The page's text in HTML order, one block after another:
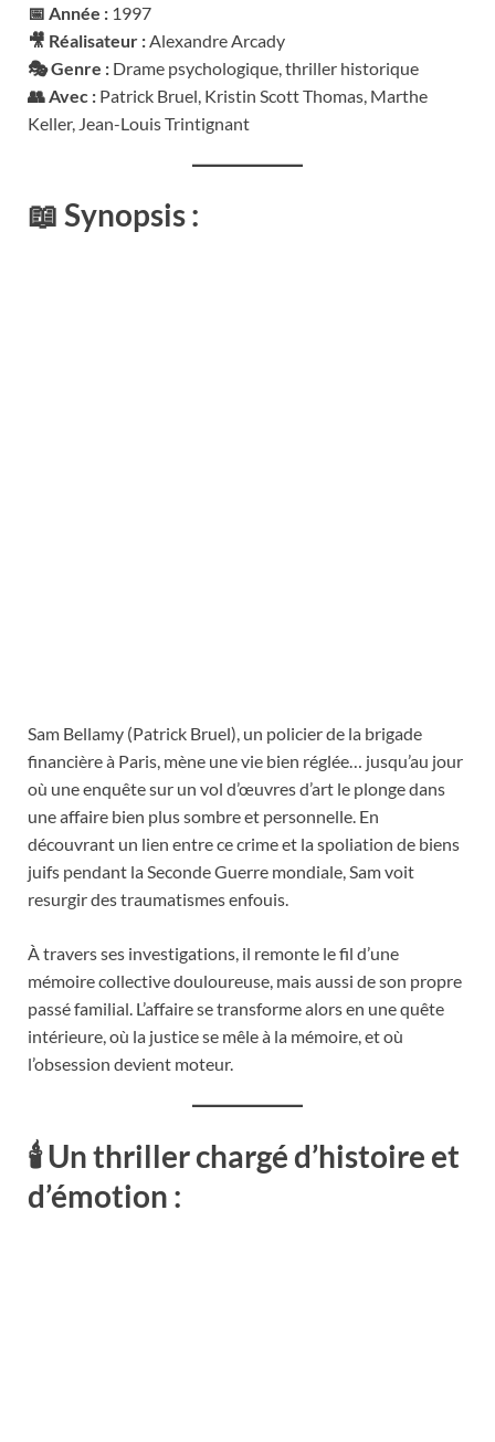
📅 Année : 1997
🎥 Réalisateur :Alexandre Arcady
🎭 Genre : Drame psychologique, thriller historique
👥 Avec : Patrick Bruel, Kristin Scott Thomas, Marthe
Keller, Jean-Louis Trintignant
📖 Synopsis :
Sam Bellamy (Patrick Bruel), un policier de la brigade
financière à Paris, mène une vie bien réglée… jusqu’au jour
où une enquête sur un vol d’œuvres d’art le plonge dans
une affaire bien plus sombre et personnelle. En
découvrant un lien entre ce crime et la spoliation de biens
juifs pendant la Seconde Guerre mondiale, Sam voit
resurgir des traumatismes enfouis.
À travers ses investigations, il remonte le fil d’une
mémoire collective douloureuse, mais aussi de son propre
passé familial. L’affaire se transforme alors en une quête
intérieure, où la justice se mêle à la mémoire, et où
l’obsession devient moteur.
🕯️Un thriller chargé d’histoire et
d’émotion :